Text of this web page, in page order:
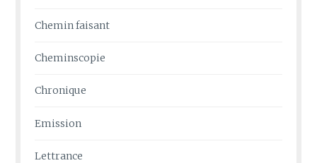
Chemin faisant
Cheminscopie
Chronique
Emission
Lettrance